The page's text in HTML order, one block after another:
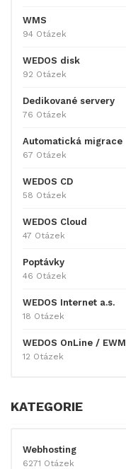
WMS
94 Otázek
WEDOS disk
92 Otázek
Dedikované servery
76 Otázek
Automatická migrace
67 Otázek
WEDOS CD
58 Otázek
WEDOS Cloud
47 Otázek
Poptávky
46 Otázek
WEDOS Internet a.s.
18 Otázek
WEDOS OnLine / EWM
12 Otázek
KATEGORIE
Webhosting
6271 Otázek